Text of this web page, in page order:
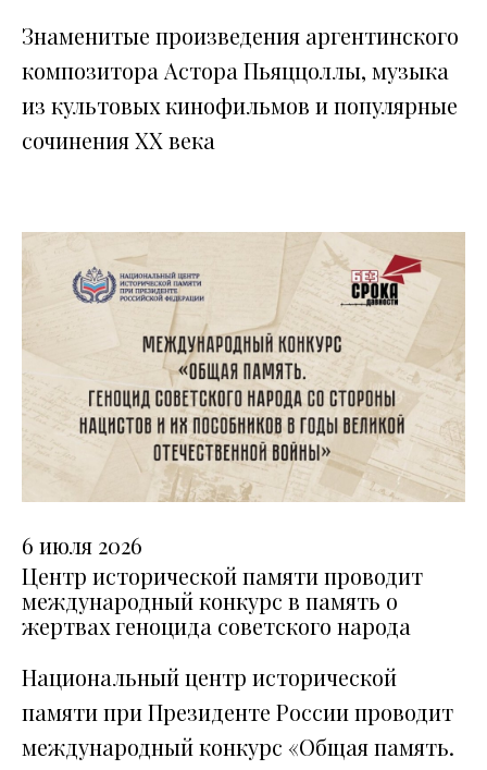
Знаменитые произведения аргентинского
композитора Астора Пьяццоллы, музыка
из культовых кинофильмов и популярные
сочинения XX века
6 июля 2026
Центр исторической памяти проводит
международный конкурс в память о
жертвах геноцида советского народа
Национальный центр исторической
памяти при Президенте России проводит
международный конкурс «Общая память.